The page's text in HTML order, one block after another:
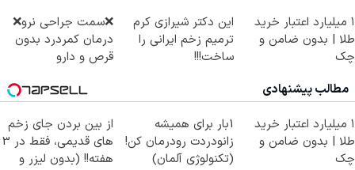
۱ میلیارد اعتبار خرید
طلا | بدون ضامن و
چک
این دکتر شیرازی کرم
ترمیم زخم ایرانی را
ساخت!!!
❌سمت جراحی نرو❌
درمان کمردرد بدون
قرص و دارو
مطالب پیشنهادی
۱ میلیارد اعتبار خرید
طلا | بدون ضامن و
چک
1بار برای همیشه
زانودردت رودرمان کن!
(تکنولوژی آلمان)
از بین بردن جای زخم
های قدیمی، فقط در 3
هفته!! (بدون لیزر و